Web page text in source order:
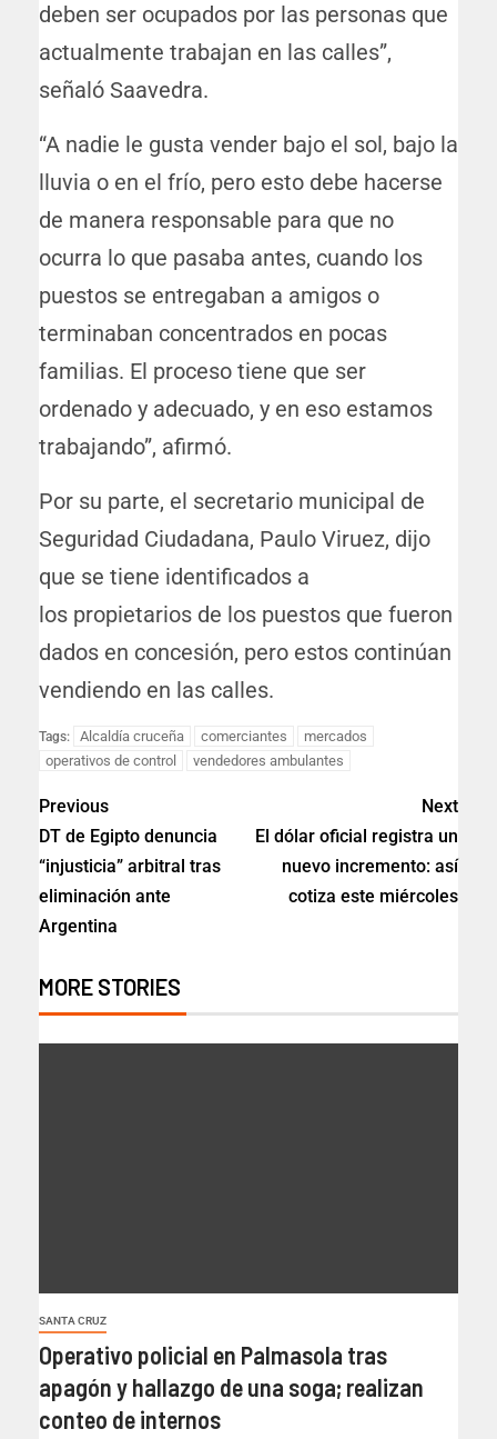
deben ser ocupados por las personas que
actualmente trabajan en las calles”,
señaló Saavedra.
“A nadie le gusta vender bajo el sol, bajo la
lluvia o en el frío, pero esto debe hacerse
de manera responsable para que no
ocurra lo que pasaba antes, cuando los
puestos se entregaban a amigos o
terminaban concentrados en pocas
familias. El proceso tiene que ser
ordenado y adecuado, y en eso estamos
trabajando”, afirmó.
Por su parte, el secretario municipal de
Seguridad Ciudadana, Paulo Viruez, dijo
que se tiene identificados a
los propietarios de los puestos que fueron
dados en concesión, pero estos continúan
vendiendo en las calles.
Tags: Alcaldía cruceña comerciantes
mercados
operativos de control
vendedores ambulantes
Previous
DT de Egipto denuncia
“injusticia” arbitral tras
eliminación ante
Argentina
Next
El dólar oficial registra un
nuevo incremento: así
cotiza este miércoles
MORE STORIES
SANTA CRUZ
Operativo policial en Palmasola tras
apagón y hallazgo de una soga; realizan
conteo de internos